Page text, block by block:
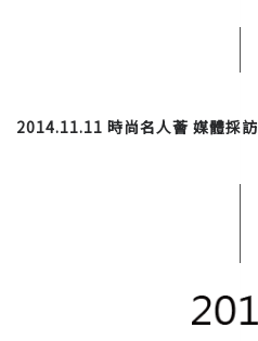
2014.11.11 時尚名人薈 媒體採訪